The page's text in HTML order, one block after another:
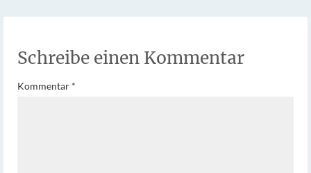
Schreibe einen Kommentar
Kommentar *